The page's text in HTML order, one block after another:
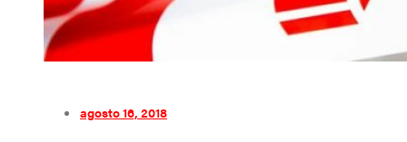
agosto 16, 2018